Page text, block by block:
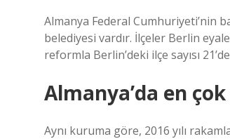
Almanya Federal Cumhuriyeti’nin
belediyesi vardır. İlçeler Berlin
reformla Berlin’deki ilçe sayısı
Almanya’da en
Aynı kuruma göre, 2016 yılı